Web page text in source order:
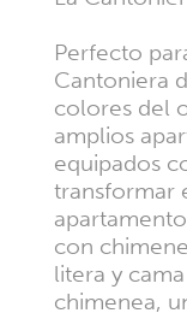
Perfecto
Cantoniera
colores del
amplios
equipados
transformar
con
litera y
chimenea,